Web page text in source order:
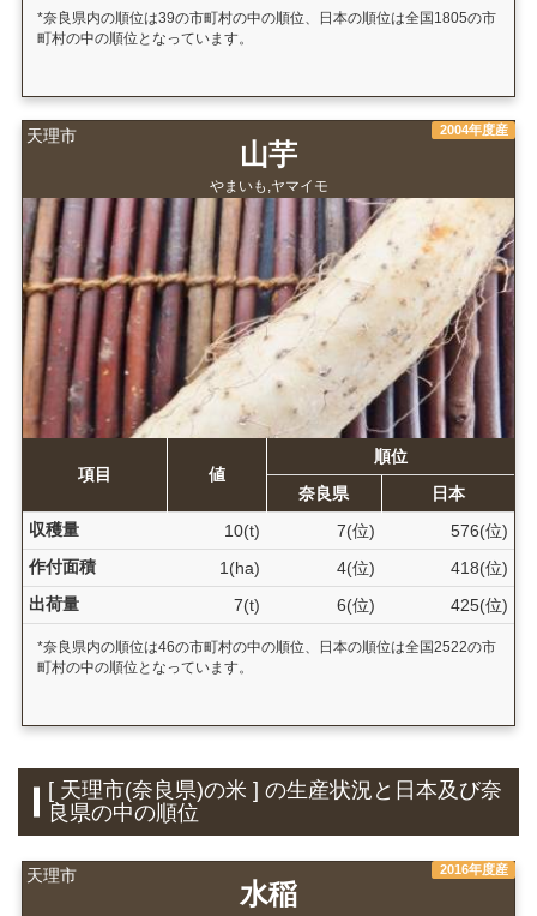
*奈良県内の順位は39の市町村の中の順位、日本の順位は全国1805の市
町村の中の順位となっています。
天理市 2004年度産
山芋
やまいも,ヤマイモ
項目 値
順位
奈良県
日本
収穫量
10(t) 7(位)
576(位)
作付面積
1(ha) 4(位)
418(位)
出荷量
7(t) 6(位) 425(位)
*奈良県内の順位は46の市町村の中の順位、日本の順位は全国2522の市
町村の中の順位となっています。
[ 天理市(奈良県)の米 ] の生産状況と日本及び奈
良県の中の順位
天理市 2016年度産
水稲